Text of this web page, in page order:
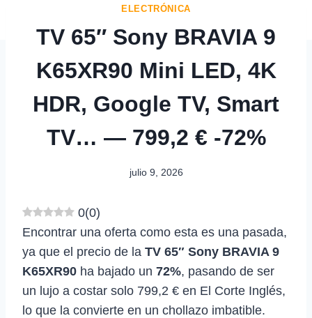
ELECTRÓNICA
TV 65″ Sony BRAVIA 9
K65XR90 Mini LED, 4K
HDR, Google TV, Smart
TV… — 799,2 € -72%
julio 9, 2026
0(0)
Encontrar una oferta como esta es una pasada,
ya que el precio de la TV 65″ Sony BRAVIA 9
K65XR90 ha bajado un 72%, pasando de ser
un lujo a costar solo 799,2 € en El Corte Inglés,
lo que la convierte en un chollazo imbatible.